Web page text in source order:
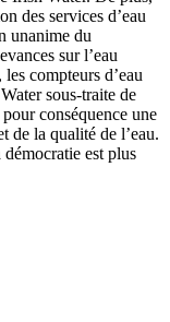
des services d’eau
unanime du
sur l’eau
compteurs d’eau
sous-traite de
conséquence une
de la qualité de l’eau.
est plus